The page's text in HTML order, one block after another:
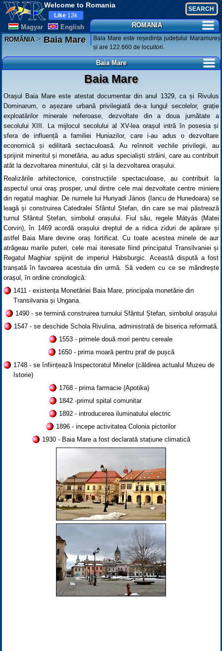
Welcome to Romania
Magyar English
Like 13k
ROMANIA
ROMÂNIA>Baia Mare
Baia Mare este reședința județului Maramureș
și are 122.660 de locuitori.
Baia Mare
Baia Mare
Orașul Baia Mare este atestat documentar din anul 1329, ca și Rivulus
Dominarum, o așezare urbană privilegiată de-a lungul secolelor, grație
exploatărilor minerale neferoase, dezvoltate din a doua jumătate a
secolului XIII. La mijlocul secolului al XV-lea orașul intră în posesia și
sfera de influență a familiei Huniazilor, care i-au adus o dezvoltare
economică și edilitară sectaculoasă. Au reînnoit vechile privilegii, au
sprijinit mineritul și monetăria, au adus specialiști străini, care au contribuit
atât la dezvoltarea mineritului, cât și la dezvoltarea orașului.
Realizările arhitectonice, construcțiile spectaculoase, au contribuit la
aspectul unui oraș prosper, unul dintre cele mai dezvoltate centre miniere
din regatul maghiar. De numele lui Hunyadi János (Iancu de Hunedoara) se
leagă și construirea Catedralei Sfântul Ștefan, din care se mai păstrează
turnul Sfântul Ștefan, simbolul orașului. Fiul său, regele Mátyás (Matei
Corvin), în 1469 acordă orașului dreptul de a ridica ziduri de apărare și
astfel Baia Mare devine oraș fortificat. Cu toate acestea minele de aur
atrăgeau marile puteri, cele mai iteresate fiind principatul Transilvaniei și
Regatul Maghiar spijinit de imperiul Habsburgic. Această dispută a fost
tranșată în favoarea acestuia din urmă. Să vedem cu ce se mândrește
orașul, în ordine cronologică:
1411 - existența Monetăriei Baia Mare, principala monetărie din
Transilvania și Ungaria.
1490 - se termină construirea turnului Sfântul Ștefan, simbolul orașului
1547 - se deschide Schola Rivulina, administrată de biserica reformată.
1553 - primele două mori pentru cereale
1650 - prima moară pentru praf de pușcă
1748 - se înființează Inspectoratul Minelor (căldirea actualul Muzeu de
Istorie)
1768 - prima farmacie (Apotika)
1842 -primul spital comunitar
1892 - introducerea iluminatului electric
1896 - incepe activitatea Colonia pictorilor
1930 - Baia Mare a fost declarată stațiune climatică